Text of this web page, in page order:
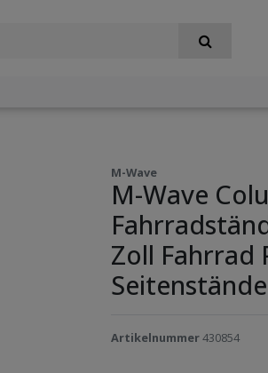
M-Wave
M-Wave
Zoll Fahrrad
Artikelnummer430854